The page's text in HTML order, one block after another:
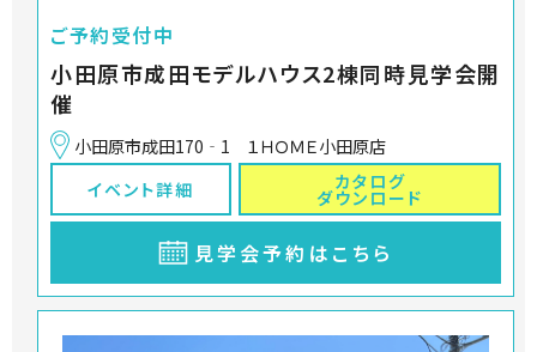
ご予約受付中
小田原市成田モデルハウス2棟同時見学会開
催
小田原市成田170‐1 １ＨＯＭＥ小田原店
イベント詳細
カタログ
ダウンロード
見学会予約はこちら